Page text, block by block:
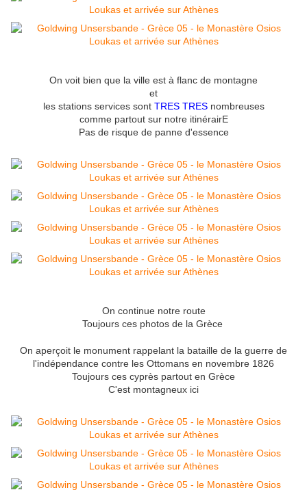
On voit bien que la ville est à flanc de montagne
et
les stations services sont TRES TRESnombreuses
comme partout sur notre itinérairE
Pas de risque de panne d'essence
On continue notre route
Toujours ces photos de la Grèce
On aperçoit le monument rappelant la bataille de la guerre de
l'indépendance contre les Ottomans en novembre 1826
Toujours ces cyprès partout en Grèce
C'est montagneux ici